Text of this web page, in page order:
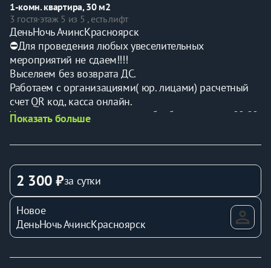
1-комн. квартира, 30 м2
3 гостя·этаж 5 из 5 , есть лифт
ДеньНочь АчинсКрасноярск
⛔️Для проведения любых увеселительных
мероприятий не сдаем!!!!
Выселяем без возврата ДС.
Работаем с организациями( юр. лицами) расчетный
счет QR код, касса онлайн.
Уважаемые гости, все заявки обрабатываются с 09.00
ЧИТАЕМ ВНИМАТЕЛЬНО
заселение (электронный ключ). Для создания доступа
в квартиру Вам нужно зайти в смс там ссылка от
Flatsharing ,пройти два шага (подписание договора и
загрузить фото паспорта) кликая зеленые кнопки.
Только после этого Вам придет код доступа в
квартиру. При возникновении сложностей мы всегда
рады Вам помочь!
Показать больше
2 300 ₽за сутки
Новое
ДеньНочь АчинсКрасноярск